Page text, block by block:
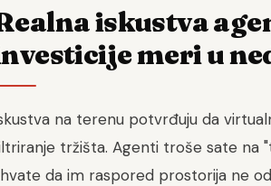
iskustva
meri u
na terenu potvrđuju da
tržišta. Agenti troše sate na
da im raspored prostorija ne